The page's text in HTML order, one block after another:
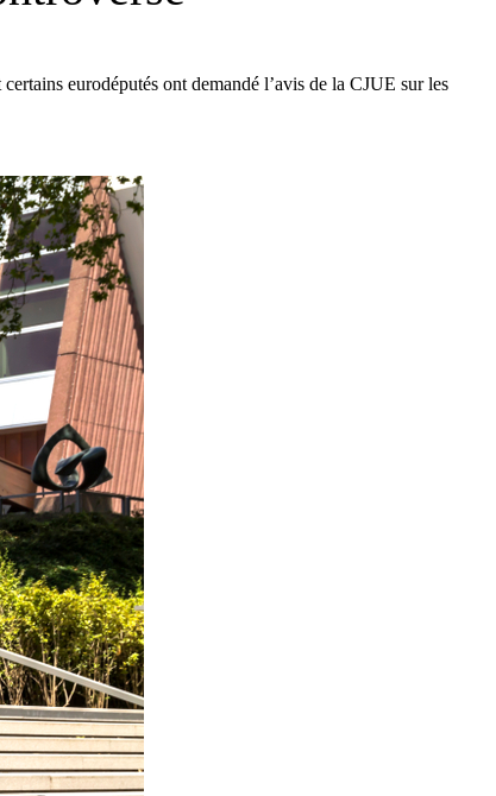
eurodéputés ont demandé l’avis de la CJUE sur les